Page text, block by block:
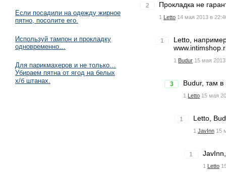
Если посадили на одежду жирное
пятно, посолите его.
Используй тампон и прокладку
одновременно…
Для парикмахеров и не только…
Убираем пятна от ягод на белых
х/б штанах.
2 Прокладка не
1 Letto 14 мая 2013 в
1
Letto,
1 Budur 15 мая
3 Budur, там
1 Letto 15 мая
1 Letto,
1 JavInn 15
1
1 Letto